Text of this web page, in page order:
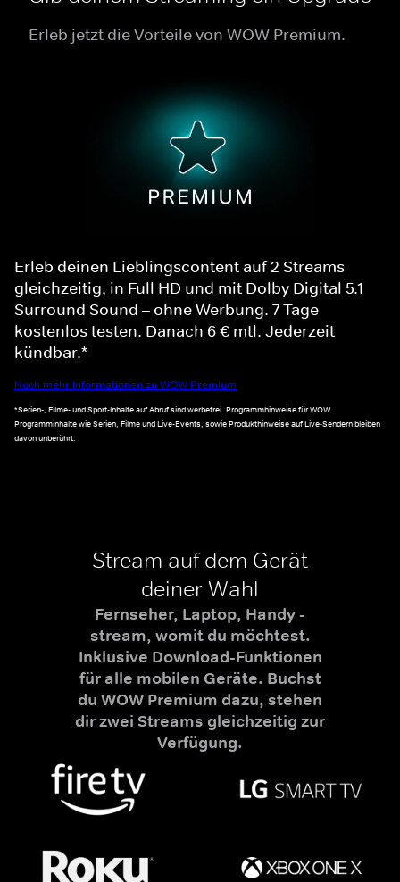
Erleb jetzt die Vorteile von WOW Premium.
Erleb deinen Lieblingscontent auf 2 Streams
gleichzeitig, in Full HD und mit Dolby Digital 5.1
Surround Sound – ohne Werbung. 7 Tage
kostenlos testen. Danach 6 € mtl. Jederzeit
kündbar.*
Noch mehr Informationen zu WOW Premium
*Serien-, Filme- und Sport-Inhalte auf Abruf sind werbefrei. Programmhinweise für WOW
Programminhalte wie Serien, Filme und Live-Events, sowie Produkthinweise auf Live-Sendern bleiben
davon unberührt.
Stream auf dem Gerät
deiner Wahl
Fernseher, Laptop, Handy -
stream, womit du möchtest.
Inklusive Download-Funktionen
für alle mobilen Geräte. Buchst
du WOW Premium dazu, stehen
dir zwei Streams gleichzeitig zur
Verfügung.